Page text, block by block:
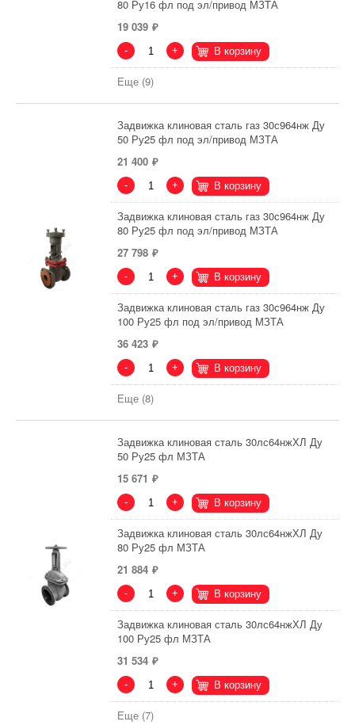
80 Ру16 фл под эл/привод МЗТА
19 039
- + В корзину
Еще (9)
Задвижка клиновая сталь газ 30с964нж Ду
50 Ру25 фл под эл/привод МЗТА
21 400
- + В корзину
Задвижка клиновая сталь газ 30с964нж Ду
80 Ру25 фл под эл/привод МЗТА
27 798
- + В корзину
Задвижка клиновая сталь газ 30с964нж Ду
100 Ру25 фл под эл/привод МЗТА
36 423
- + В корзину
Еще (8)
Задвижка клиновая сталь 30лс64нжХЛ Ду
50 Ру25 фл МЗТА
15 671
- + В корзину
Задвижка клиновая сталь 30лс64нжХЛ Ду
80 Ру25 фл МЗТА
21 884
- + В корзину
Задвижка клиновая сталь 30лс64нжХЛ Ду
100 Ру25 фл МЗТА
31 534
- + В корзину
Еще (7)